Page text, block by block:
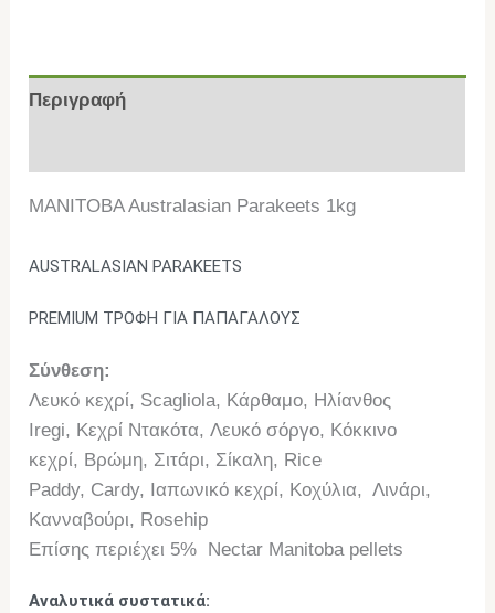
Περιγραφή
MANITOBA Australasian Parakeets 1kg
AUSTRALASIAN PARAKEETS
PREMIUM ΤΡΟΦΗ ΓΙΑ ΠΑΠΑΓΑΛΟΥΣ
Σύνθεση:
Λευκό κεχρί, Scagliola, Κάρθαμο, Ηλίανθος
Iregi, Κεχρί Ντακότα, Λευκό σόργο, Κόκκινο
κεχρί, Βρώμη, Σιτάρι, Σίκαλη, Rice
Paddy, Cardy, Ιαπωνικό κεχρί, Κοχύλια, Λινάρι,
Κανναβούρι, Rosehip
Επίσης περιέχει 5% Nectar Manitoba pellets
Αναλυτικά συστατικά: